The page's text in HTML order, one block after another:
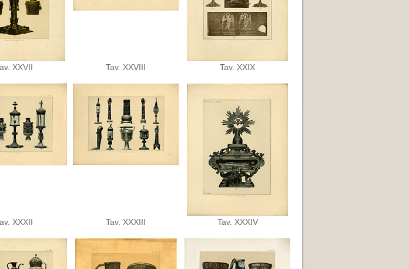
XXVII Tav. XXVIII Tav. XXIX
XXXII Tav. XXXIII Tav. XXXIV